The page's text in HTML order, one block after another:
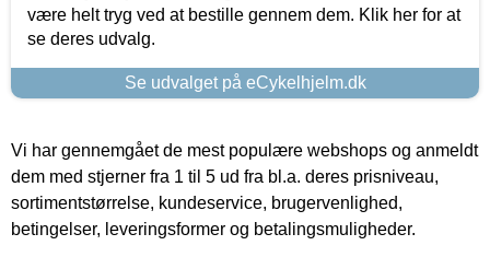
være helt tryg ved at bestille gennem dem. Klik her for at
se deres udvalg.
Se udvalget på eCykelhjelm.dk
Vi har gennemgået de mest populære webshops og anmeldt
dem med stjerner fra 1 til 5 ud fra bl.a. deres prisniveau,
sortimentstørrelse, kundeservice, brugervenlighed,
betingelser, leveringsformer og betalingsmuligheder.